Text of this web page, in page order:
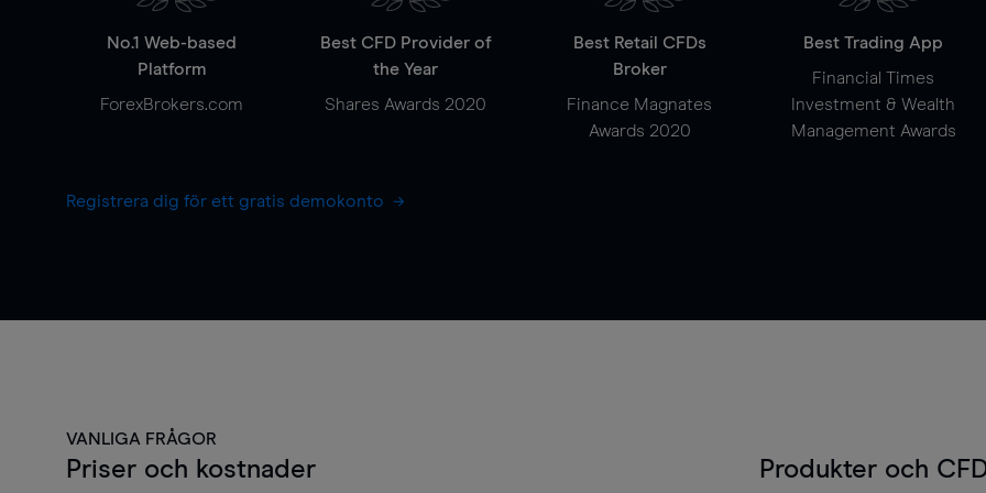
No.1 Web-based
Platform
ForexBrokers.com
Best CFD Provider of
the Year
Shares Awards 2020
Best Retail CFDs
Broker
Finance Magnates
Awards 2020
Best Trading App
Financial Times
Investment & Wealth
Management Awards
Registrera dig för ett gratis demokonto
VANLIGA FRÅGOR
Priser och kostnader Produkter och